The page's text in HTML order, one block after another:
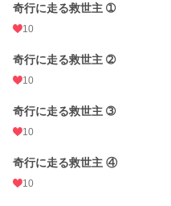
奇行に走る救世主 ➀
10
奇行に走る救世主 ➁
10
奇行に走る救世主 ➂
10
奇行に走る救世主 ④
10